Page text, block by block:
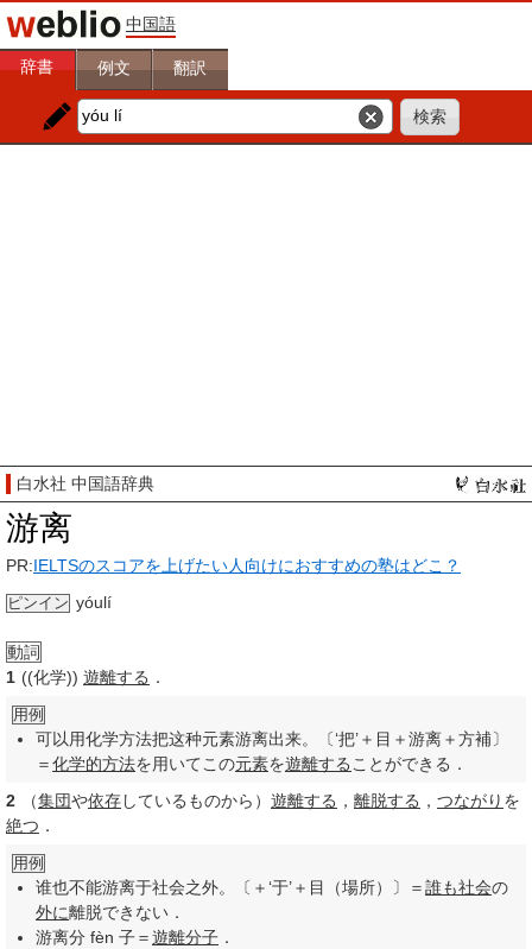
中国語
辞書 例文 翻訳
白水社 中国語辞典
游离
PR:IELTSのスコアを上げたい人向けにおすすめの塾はどこ？
ピンイン yóulí
動詞
1 ((化学)) 遊離する ．
用例
可以用化学方法把这种元素游离出来。〔‘把’＋目＋游离＋方補〕
＝化学的方法を用いてこの元素を遊離する ことができる．
2
（集団や依存しているものから） 遊離する ， 離脱する ， つながり を
絶つ ．
用例
谁也不能游离于社会之外。〔＋‘于’＋目（場所）〕＝誰も社会の
外に離脱できない．
游离分 fèn 子＝遊離分子 ．